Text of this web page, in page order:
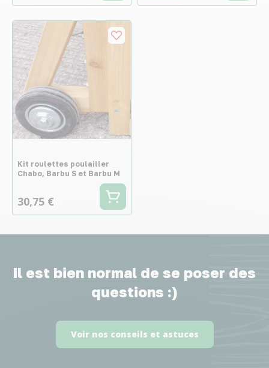
Kit roulettes poulailler
Chabo, Barbu S et Barbu M
30,75 €
Il est bien normal de se poser des
questions :)
Voir nos conseils et astuces